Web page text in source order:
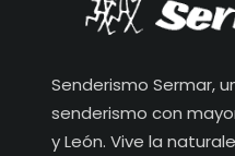
Senderismo Sermar,
senderismo con
y León. Vive la